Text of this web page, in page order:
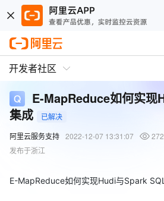
开发者社区
E-MapReduce如何实
集成
已解决
阿里云服务支持 2022-12-07 13:31:07
272
发布于浙江
E-MapReduce如何实现Hudi与Spark